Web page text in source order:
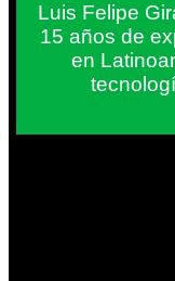
Luis Felipe
15 años de
en